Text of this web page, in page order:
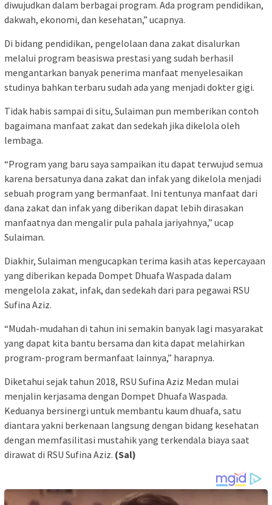
diwujudkan dalam berbagai program. Ada program pendidikan,
dakwah, ekonomi, dan kesehatan,” ucapnya.
Di bidang pendidikan, pengelolaan dana zakat disalurkan
melalui program beasiswa prestasi yang sudah berhasil
mengantarkan banyak penerima manfaat menyelesaikan
studinya bahkan terbaru sudah ada yang menjadi dokter gigi.
Tidak habis sampai di situ, Sulaiman pun memberikan contoh
bagaimana manfaat zakat dan sedekah jika dikelola oleh
lembaga.
“Program yang baru saya sampaikan itu dapat terwujud semua
karena bersatunya dana zakat dan infak yang dikelola menjadi
sebuah program yang bermanfaat. Ini tentunya manfaat dari
dana zakat dan infak yang diberikan dapat lebih dirasakan
manfaatnya dan mengalir pula pahala jariyahnya,” ucap
Sulaiman.
Diakhir, Sulaiman mengucapkan terima kasih atas kepercayaan
yang diberikan kepada Dompet Dhuafa Waspada dalam
mengelola zakat, infak, dan sedekah dari para pegawai RSU
Sufina Aziz.
“Mudah-mudahan di tahun ini semakin banyak lagi masyarakat
yang dapat kita bantu bersama dan kita dapat melahirkan
program-program bermanfaat lainnya,” harapnya.
Diketahui sejak tahun 2018, RSU Sufina Aziz Medan mulai
menjalin kerjasama dengan Dompet Dhuafa Waspada.
Keduanya bersinergi untuk membantu kaum dhuafa, satu
diantara yakni berkenaan langsung dengan bidang kesehatan
dengan memfasilitasi mustahik yang terkendala biaya saat
dirawat di RSU Sufina Aziz. (Sal)